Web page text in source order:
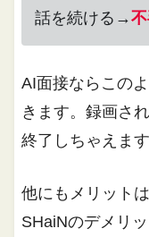
話を続ける→
AI面接ならこの
きます。録画さ
終了しちゃえま
他にもメリット
SHaiNのデメリ